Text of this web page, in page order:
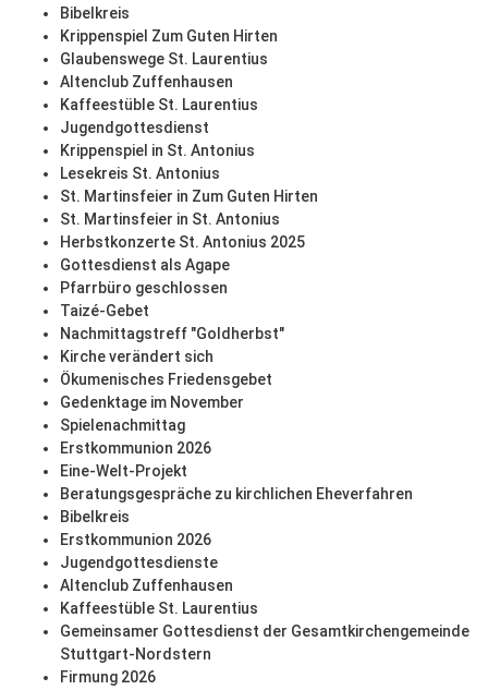
Bibelkreis
Krippenspiel Zum Guten Hirten
Glaubenswege St. Laurentius
Altenclub Zuffenhausen
Kaffeestüble St. Laurentius
Jugendgottesdienst
Krippenspiel in St. Antonius
Lesekreis St. Antonius
St. Martinsfeier in Zum Guten Hirten
St. Martinsfeier in St. Antonius
Herbstkonzerte St. Antonius 2025
Gottesdienst als Agape
Pfarrbüro geschlossen
Taizé-Gebet
Nachmittagstreff "Goldherbst"
Kirche verändert sich
Ökumenisches Friedensgebet
Gedenktage im November
Spielenachmittag
Erstkommunion 2026
Eine-Welt-Projekt
Beratungsgespräche zu kirchlichen Eheverfahren
Bibelkreis
Erstkommunion 2026
Jugendgottesdienste
Altenclub Zuffenhausen
Kaffeestüble St. Laurentius
Gemeinsamer Gottesdienst der Gesamtkirchengemeinde
Stuttgart-Nordstern
Firmung 2026